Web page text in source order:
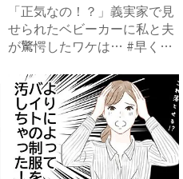
「正気なの！？」義実家で見
せられたベビーカーに私と夫
が驚愕したワケは… #早く